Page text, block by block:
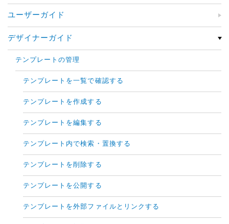
ユーザーガイド
デザイナーガイド
テンプレートの管理
テンプレートを一覧で確認する
テンプレートを作成する
テンプレートを編集する
テンプレート内で検索・置換する
テンプレートを削除する
テンプレートを公開する
テンプレートを外部ファイルとリンクする